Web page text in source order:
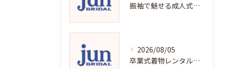
振袖で魅せる成人式写真の魅力と撮影ポイント
2026/08/05
卒業式着物レンタルの選び方と魅力